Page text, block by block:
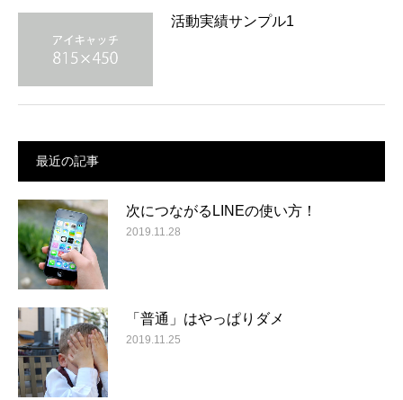
活動実績サンプル1
最近の記事
次につながるLINEの使い方！
2019.11.28
「普通」はやっぱりダメ
2019.11.25